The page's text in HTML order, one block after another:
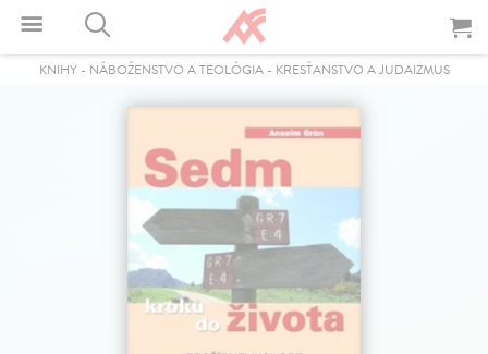
KNIHY- NÁBOŽENSTVO A TEOLÓGIA- KRESŤANSTVO A JUDAIZMUS